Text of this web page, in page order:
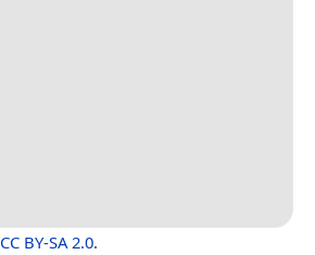
CC BY-SA 2.0.